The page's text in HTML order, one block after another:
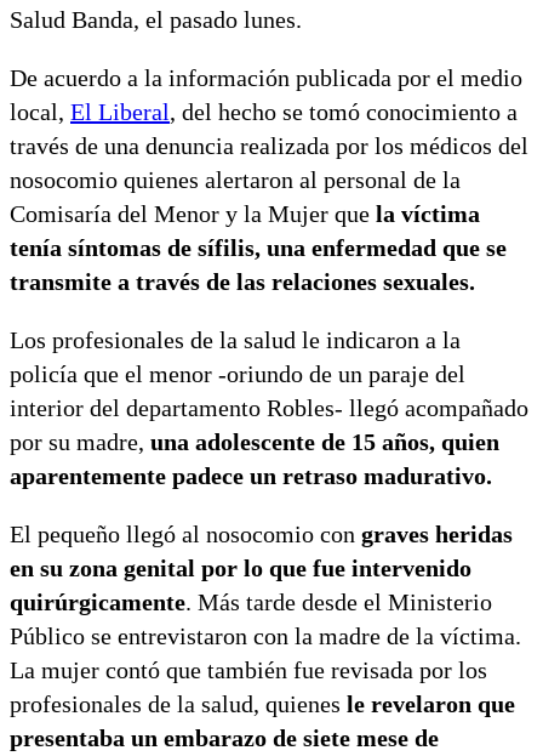
Salud Banda, el pasado lunes.
De acuerdo a la información publicada por el medio
local, El Liberal, del hecho se tomó conocimiento a
través de una denuncia realizada por los médicos del
nosocomio quienes alertaron al personal de la
Comisaría del Menor y la Mujer que la víctima
tenía síntomas de sífilis, una enfermedad que se
transmite a través de las relaciones sexuales.
Los profesionales de la salud le indicaron a la
policía que el menor -oriundo de un paraje del
interior del departamento Robles- llegó acompañado
por su madre, una adolescente de 15 años, quien
aparentemente padece un retraso madurativo.
El pequeño llegó al nosocomio con graves heridas
en su zona genital por lo que fue intervenido
quirúrgicamente. Más tarde desde el Ministerio
Público se entrevistaron con la madre de la víctima.
La mujer contó que también fue revisada por los
profesionales de la salud, quienes le revelaron que
presentaba un embarazo de siete mese de